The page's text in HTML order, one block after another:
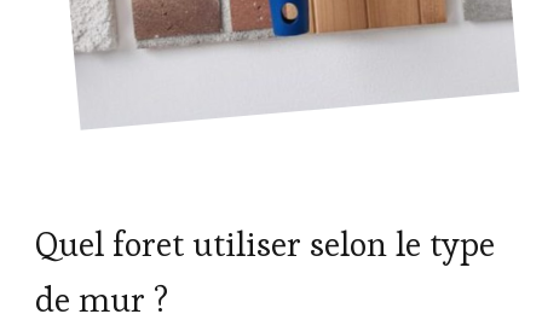
Quel foret utiliser selon le type
de mur ?